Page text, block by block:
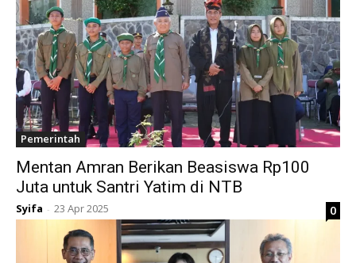
Pemerintah
Mentan Amran Berikan Beasiswa Rp100
Juta untuk Santri Yatim di NTB
Syifa - 23 Apr 2025 0